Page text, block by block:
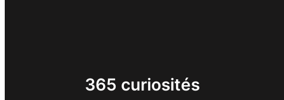
365 curiosités